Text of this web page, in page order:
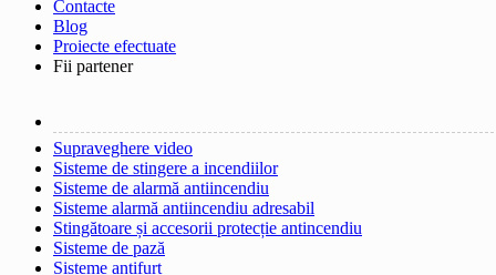
Contacte
Blog
Proiecte efectuate
Fii partener
Supraveghere video
Sisteme de stingere a incendiilor
Sisteme de alarmă antiincendiu
Sisteme alarmă antiincendiu adresabil
Stingătoare și accesorii protecție antincendiu
Sisteme de pază
Sisteme antifurt